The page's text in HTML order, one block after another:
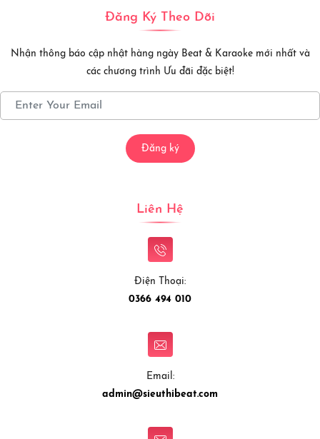
Đăng Ký Theo Dõi
Nhận thông báo cập nhật hàng ngày Beat & Karaoke mới nhất và
các chương trình Ưu đãi đặc biệt!
Đăng ký
Liên Hệ
Điện Thoại:
0366 494 010
Email:
admin@sieuthibeat.com